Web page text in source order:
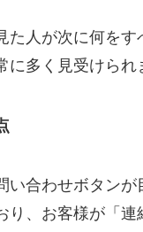
た人が次に何をす
に多く見受けられ
い合わせボタンが
り、お客様が「連